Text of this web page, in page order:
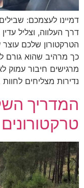
דמיינו לעצמכם:
דרך העלווה, וצליל
הטרקטורון שלכם
כך מרהיב שהוא גורם
מרגישים חיבור עמוק
נדירות מצליחים
המדריך